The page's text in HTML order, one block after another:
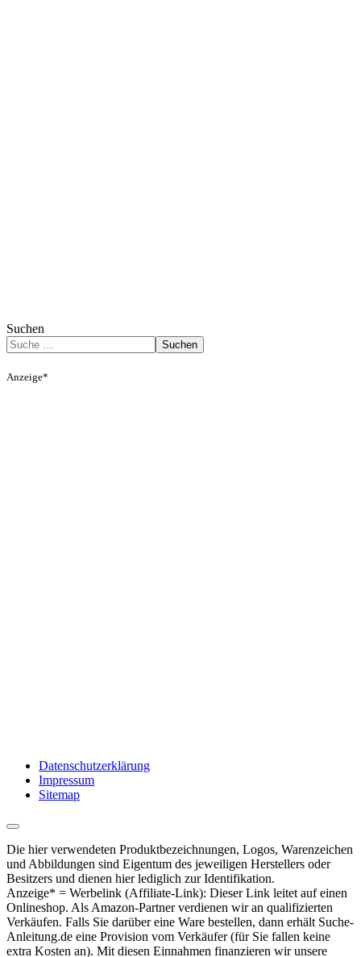
Suchen
Suchen
Anzeige*
Datenschutzerklärung
Impressum
Sitemap
Die hier verwendeten Produktbezeichnungen, Logos, Warenzeichen
und Abbildungen sind Eigentum des jeweiligen Herstellers oder
Besitzers und dienen hier lediglich zur Identifikation.
Anzeige* = Werbelink (Affiliate-Link): Dieser Link leitet auf einen
Onlineshop. Als Amazon-Partner verdienen wir an qualifizierten
Verkäufen. Falls Sie darüber eine Ware bestellen, dann erhält Suche-
Anleitung.de eine Provision vom Verkäufer (für Sie fallen keine
extra Kosten an). Mit diesen Einnahmen finanzieren wir unsere